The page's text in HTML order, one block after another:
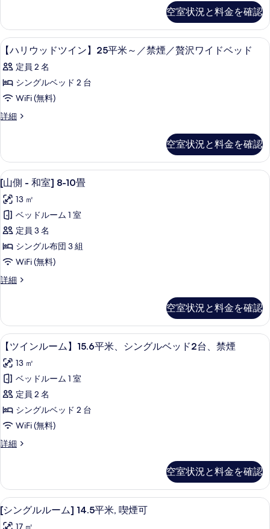
条
件
グ
ル】
16.5
平
米
／
シ
ズ
ベ
ッ
ド
／
禁
煙
の
す
て
の
写
真
を
表
示
す
る
ア
シ
ン
ル】
16.5
米
／
シ
ズ
ッ
ド
／
禁
煙
の
詳
空室状況と料金を確認
【ハ
リ
ウ
ッ
ツ
ン】
25
平
米
～
／
禁
煙
／
ワ
イ
ド
ベ
ッ
ド
の
す
べ
の
写
真
ミニバー、セーフティボックス (室
1
【ハリウッドツイン】25平米～／禁煙／贅沢ワイドベッド
定員 2 名
シングルベッド 2 台
WiFi (無料)
詳細
【ハ
ド
ツ
イ
ン】
25
平
米
～
／
禁
煙
／
イ
ド
ベ
ッ
ド
の
詳
細
空室状況と料金を確認
[山
側
-
和
室]
8-
10
畳
べ
て
の
写
真
を
表
示
[山側 - 和室] 8-10畳 | ミニバー、セ
7
[山側 - 和室] 8-10畳
13 ㎡
ベッドルーム 1 室
定員 3 名
シングル布団 3 組
WiFi (無料)
詳細
[山
室]
8-
10
の
詳
細
空室状況と料金を確認
【ツ
イ
ン
ル
ー
ム】
15.6
平
シ
ン
グ
【ツインルーム】15.6平米、シング
6
【ツインルーム】15.6平米、シングルベッド2台、禁煙
13 ㎡
ベッドルーム 1 室
定員 2 名
シングルベッド 2 台
WiFi (無料)
詳細
【ツ
ー
ム】
15.6
平
空室状況と料金を確認
[シ
ン
[シングルルーム] 14.5平米, 喫煙可 |
6
[シングルルーム] 14.5平米, 喫煙可
17 ㎡